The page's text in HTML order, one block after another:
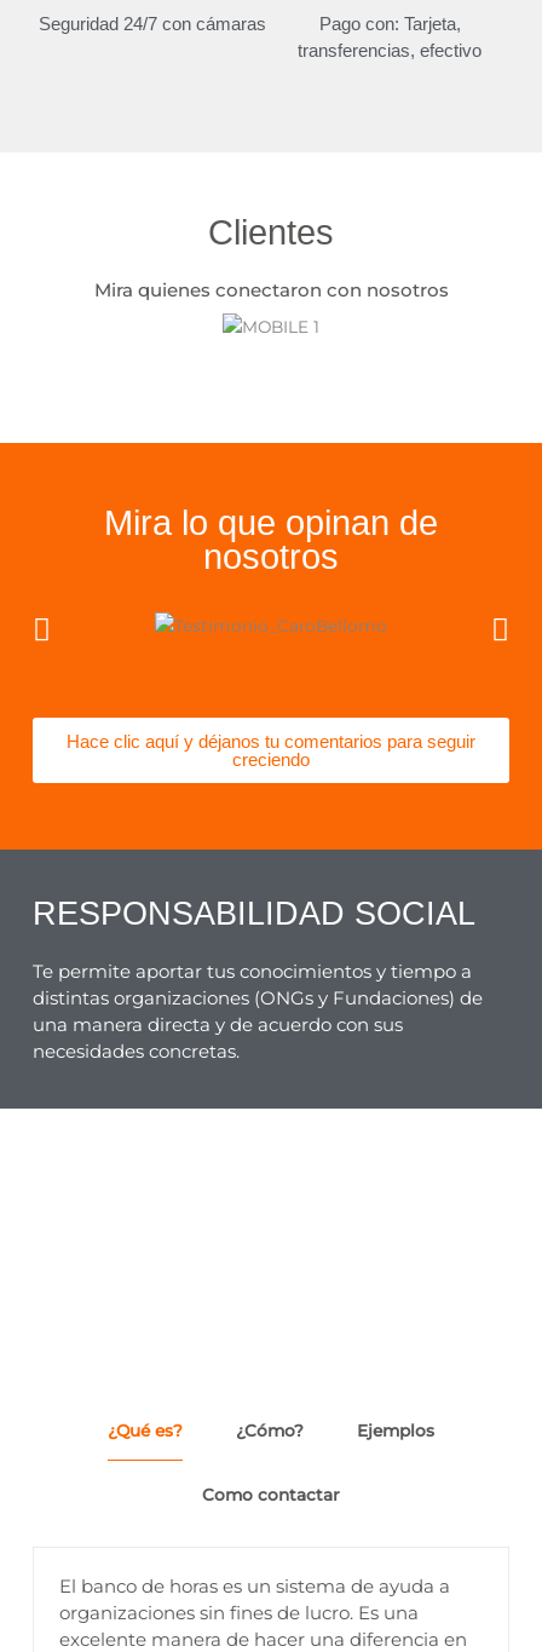
Seguridad 24/7 con cámaras
Pago con: Tarjeta,
transferencias, efectivo
Clientes
Mira quienes conectaron con nosotros
Mira lo que opinan de
nosotros
Hace clic aquí y déjanos tu comentarios para seguir
creciendo
RESPONSABILIDAD SOCIAL
Te permite aportar tus conocimientos y tiempo a
distintas organizaciones (ONGs y Fundaciones) de
una manera directa y de acuerdo con sus
necesidades concretas.
¿Qué es? ¿Cómo? Ejemplos
Como contactar
El banco de horas es un sistema de ayuda a
organizaciones sin fines de lucro. Es una
excelente manera de hacer una diferencia en